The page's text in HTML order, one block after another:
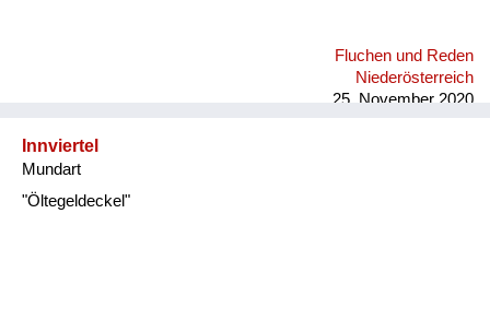
Fluchen und Reden
Niederösterreich
25. November 2020
Innviertel
Mundart
"Öltegeldeckel"